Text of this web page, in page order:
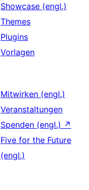
Showcase (engl.)
Themes
Plugins
Vorlagen
Mitwirken (engl.)
Veranstaltungen
Spenden (engl.) ↗
Five for the Future
(engl.)